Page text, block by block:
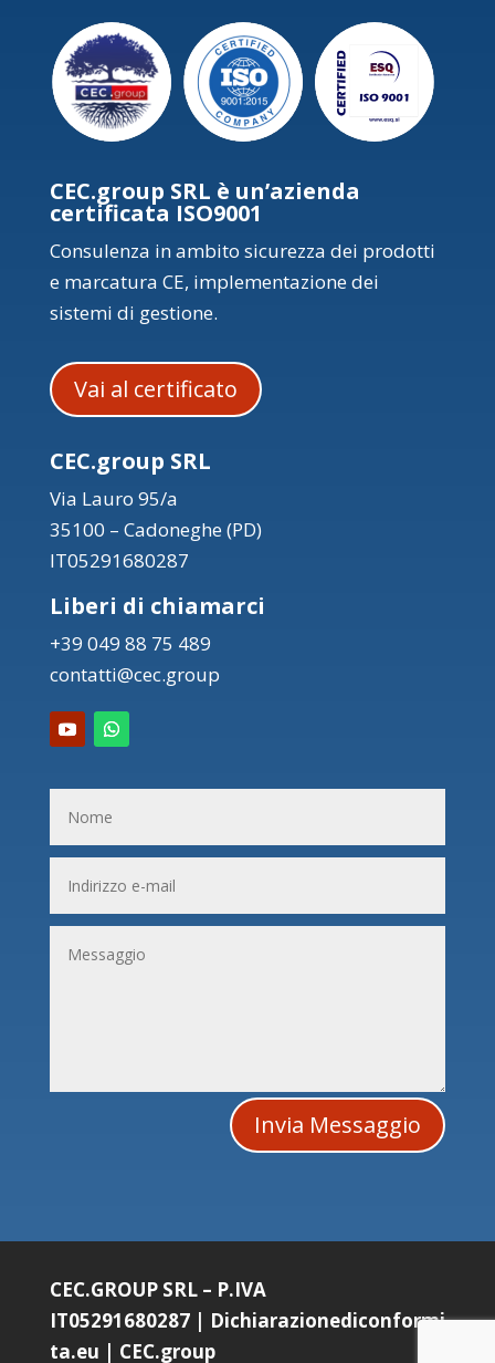
CEC.group SRL è un’azienda
certificata ISO9001
Consulenza in ambito sicurezza dei prodotti
e marcatura CE, implementazione dei
sistemi di gestione.
Vai al certificato
CEC.group SRL
Via Lauro 95/a
35100 – Cadoneghe (PD)
IT05291680287
Liberi di chiamarci
+39 049 88 75 489
contatti@cec.group
Invia Messaggio
CEC.GROUP SRL – P.IVA
IT05291680287| Dichiarazionediconformi
ta.eu | CEC.group